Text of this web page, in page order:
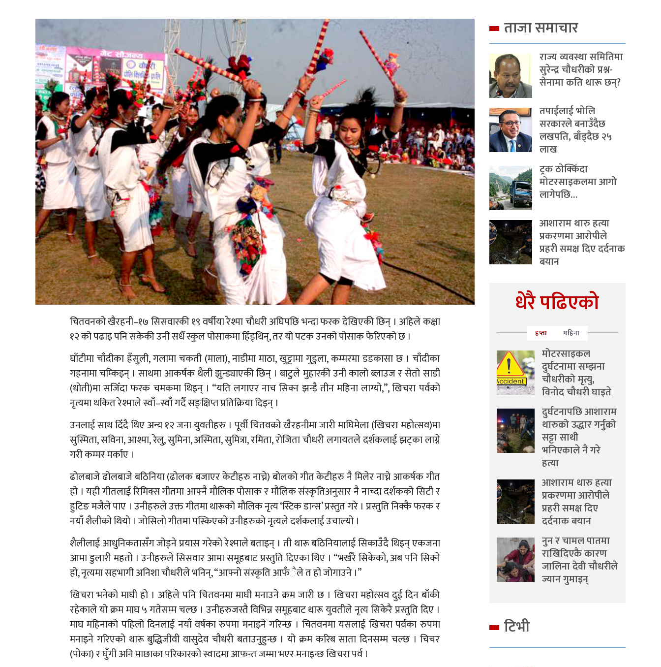
चितवनको खैरहनी–१७ सिसवारकी १९ वर्षीया रेश्मा चौधरी अघिपछि भन्दा फरक देखिएकी छिन् । अहिले कक्षा
१२ को पढाइ पनि सकेकी उनी सधैँ स्कुल पोसाकमा हिँड्थिन्, तर यो पटक उनको पोसाक फेरिएको छ ।
घाँटीमा चाँदीका हँसुली, गलामा चकती (माला), नाडीमा माठा, खुट्टामा गुडुला, कम्मरमा डडकासा छ । चाँदीका
गहनामा चम्किइन् । साथमा आकर्षक थैली झुन्ड्याएकी छिन् । बाटुले मुहारकी उनी कालो ब्लाउज र सेतो साडी
(धोती)मा सजिँदा फरक चमकमा थिइन् । “यति लगाएर नाच सिक्न झन्डै तीन महिना लाग्यो,”, खिचरा पर्वको
नृत्यमा थकित रेश्माले स्वाँ–स्वाँ गर्दै सङ्क्षिप्त प्रतिक्रिया दिइन् ।
उनलाई साथ दिँदै थिए अन्य १२ जना युवतीहरु । पूर्वी चितवको खैरहनीमा जारी माघिमेला (खिचरा महोत्सव)मा
सुस्मिता, सविना, आश्मा, रेलु, सुमिना, अस्मिता, सुमित्रा, रमिता, रोजिता चौधरी लगायतले दर्शकलाई झट्का लाग्ने
गरी कम्मर मर्काए ।
ढोलबाजे ढोलबाजे बठिनिया (ढोलक बजाएर केटीहरु नाच्ने) बोलको गीत केटीहरु नै मिलेर नाच्ने आकर्षक गीत
हो । यही गीतलाई रिमिक्स गीतमा आफ्नै मौलिक पोसाक र मौलिक संस्कृतिअनुसार नै नाच्दा दर्शकको सिटी र
हुटिङ मजैले पाए । उनीहरुले उक्त गीतमा थारूको मौलिक नृत्य ‘स्टिक डान्स’ प्रस्तुत गरे । प्रस्तुति निक्कै फरक र
नयाँ शैलीको थियो । जोसिलो गीतमा पस्किएको उनीहरुको नृत्यले दर्शकलाई उचाल्यो ।
शैलीलाई आधुनिकतासँग जोड्ने प्रयास गरेको रेश्माले बताइन् । ती थारू बठिनियालाई सिकाउँदै थिइन् एकजना
आमा डुलारी महतो । उनीहरुले सिसवार आमा समूहबाट प्रस्तुति दिएका थिए । “भर्खरै सिकेको, अब पनि सिक्ने
हो, नृत्यमा सहभागी अनिशा चौधरीले भनिन्, “आफ्नो संस्कृति आफँैले त हो जोगाउने ।”
खिचरा भनेको माघी हो । अहिले पनि चितवनमा माघी मनाउने क्रम जारी छ । खिचरा महोत्सव दुई दिन बाँकी
रहेकाले यो क्रम माघ ५ गतेसम्म चल्छ । उनीहरुजस्तै विभिन्न समूहबाट थारू युवतीले नृत्य सिकेरै प्रस्तुति दिए ।
माघ महिनाको पहिलो दिनलाई नयाँ वर्षका रुपमा मनाइने गरिन्छ । चितवनमा यसलाई खिचरा पर्वका रुपमा
मनाइने गरिएको थारू बुद्धिजीवी वासुदेव चौधरी बताउनुहुन्छ । यो क्रम करिब साता दिनसम्म चल्छ । चिचर
(पोका) र घुँगी अनि माछाका परिकारको स्वादमा आफन्त जम्मा भएर मनाइन्छ खिचरा पर्व ।
ताजा समाचार
राज्य व्यवस्था समितिमा
सुरेन्द्र चौधरीको प्रश्न-
सेनामा कति थारू छन्?
तपाईंलाई भोलि
सरकारले बनाउँदैछ
लखपति, बाँड्दैछ २५
लाख
ट्रक ठोक्किँदा
मोटरसाइकलमा आगो
लागेपछि…
आशाराम थारु हत्या
प्रकरणमा आरोपीले
प्रहरी समक्ष दिए दर्दनाक
बयान
धेरै पढिएको
हप्ता महिना
मोटरसाइकल
दुर्घटनामा सम्झना
चौधरीको मृत्यु,
विनोद चौधरी घाइते
दुर्घटनापछि आशाराम
थारुको उद्धार गर्नुको
सट्टा साथी
भनिएकाले नै गरे
हत्या
आशाराम थारु हत्या
प्रकरणमा आरोपीले
प्रहरी समक्ष दिए
दर्दनाक बयान
नुन र चामल पातमा
राखिदिएकै कारण
जालिना देवी चौधरीले
ज्यान गुमाइन्
टिभी